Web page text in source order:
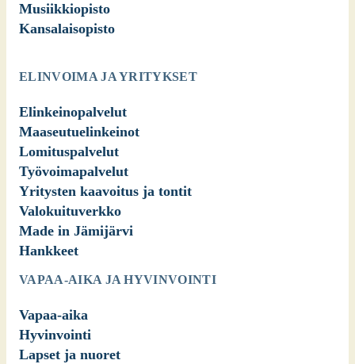
Musiikkiopisto
Kansalaisopisto
ELINVOIMA JA YRITYKSET
Elinkeinopalvelut
Maaseutuelinkeinot
Lomituspalvelut
Työvoimapalvelut
Yritysten kaavoitus ja tontit
Valokuituverkko
Made in Jämijärvi
Hankkeet
VAPAA-AIKA JA HYVINVOINTI
Vapaa-aika
Hyvinvointi
Lapset ja nuoret